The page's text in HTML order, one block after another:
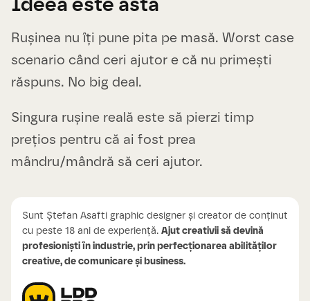
Rușinea nu îți pune pita pe masă. Worst case
scenario când ceri ajutor e că nu primești
răspuns. No big deal.
Singura rușine reală este să pierzi timp
prețios pentru că ai fost prea
mândru/mândră să ceri ajutor.
Sunt Ștefan Asafti graphic designer și creator de conținut
cu peste 18 ani de experiență. Ajut creativii să devină
profesioniști în industrie, prin perfecționarea abilităților
creative, de comunicare și business.